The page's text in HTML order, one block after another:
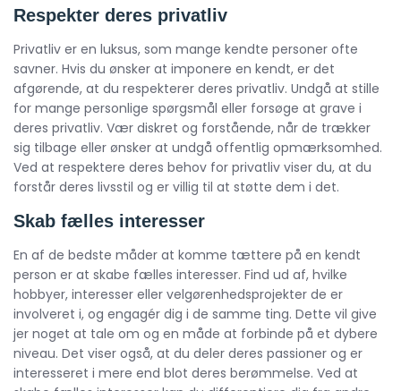
Respekter deres privatliv
Privatliv er en luksus, som mange kendte personer ofte
savner. Hvis du ønsker at imponere en kendt, er det
afgørende, at du respekterer deres privatliv. Undgå at stille
for mange personlige spørgsmål eller forsøge at grave i
deres privatliv. Vær diskret og forstående, når de trækker
sig tilbage eller ønsker at undgå offentlig opmærksomhed.
Ved at respektere deres behov for privatliv viser du, at du
forstår deres livsstil og er villig til at støtte dem i det.
Skab fælles interesser
En af de bedste måder at komme tættere på en kendt
person er at skabe fælles interesser. Find ud af, hvilke
hobbyer, interesser eller velgørenhedsprojekter de er
involveret i, og engagér dig i de samme ting. Dette vil give
jer noget at tale om og en måde at forbinde på et dybere
niveau. Det viser også, at du deler deres passioner og er
interesseret i mere end blot deres berømmelse. Ved at